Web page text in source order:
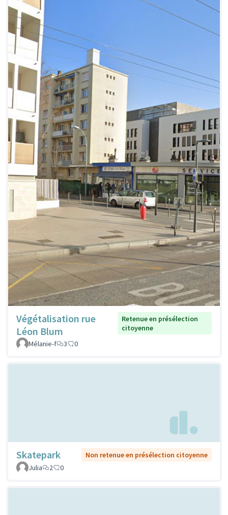
Végétalisation rue
Léon Blum
Retenue en présélection
citoyenne
Mélanie-f
3 0
Skatepark
Non retenue en présélection citoyenne
Julia
2 0